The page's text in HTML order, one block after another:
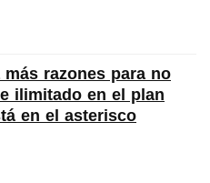
más razones para no
ilimitado en el plan
en el asterisco